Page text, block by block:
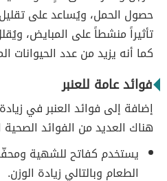
حصول الحمل، ويُساعد على
تأثيراً منشطاً على المبايض،
كما أنه يزيد من عدد الحيوانات
فوائد عامة للعنبر
إضافة إلى فوائد العنبر في
هناك العديد من الفوائد الصحية
يستخدم كفاتح للشهية
الطعام وبالتالي زيادة الوزن.